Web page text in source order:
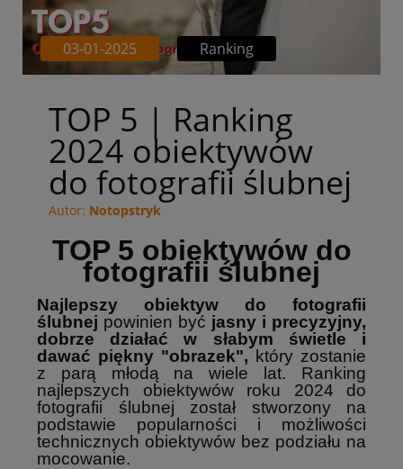
03-01-2025 Ranking
TOP 5 | Ranking
2024 obiektywów
do fotografii ślubnej
Autor: Notopstryk
TOP 5 obiektywów do
fotografii ślubnej
Najlepszy obiektyw do fotografii
ślubnej powinien być jasny i precyzyjny,
dobrze działać w słabym świetle i
dawać piękny "obrazek", który zostanie
z parą młodą na wiele lat. Ranking
najlepszych obiektywów roku 2024 do
fotografii ślubnej został stworzony na
podstawie popularności i możliwości
technicznych obiektywów bez podziału na
mocowanie.